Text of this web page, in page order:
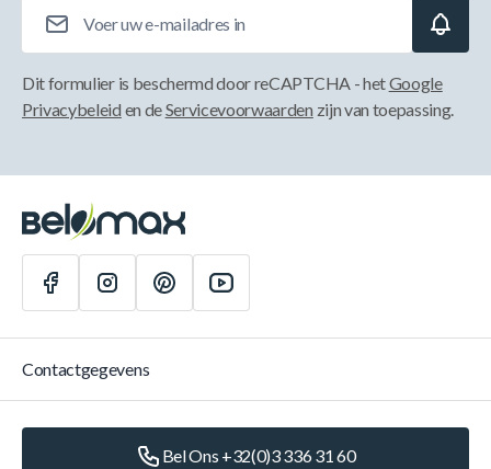
Dit formulier is beschermd door reCAPTCHA - hetGoogle
Privacybeleid en deServicevoorwaarden zijn van toepassing.
Contactgegevens
Bel Ons +32(0)3 336 31 60